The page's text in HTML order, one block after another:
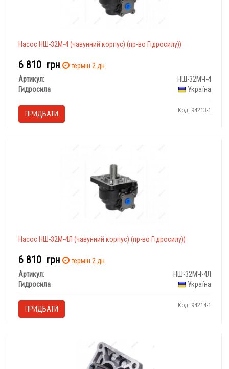
Насос НШ-32М-4 (чавунний корпус) (пр-во Гідросилу))
6 810 грн
термін 2 дн.
Артикул:
НШ-32МЧ-4
Гидросила
Україна
ПРИДБАТИ Код: 94213-1
Насос НШ-32М-4Л (чавунний корпус) (пр-во Гідросилу))
6 810 грн
термін 2 дн.
Артикул:
НШ-32МЧ-4Л
Гидросила
Україна
ПРИДБАТИ Код: 94214-1